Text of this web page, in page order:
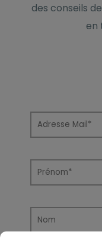
des conseils
en